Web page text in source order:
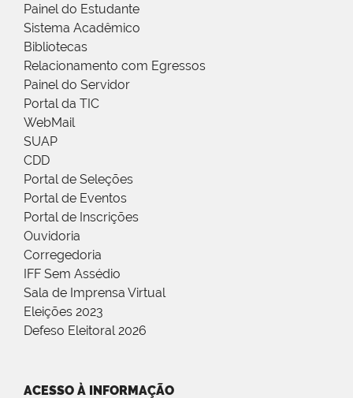
Painel do Estudante
Sistema Acadêmico
Bibliotecas
Relacionamento com Egressos
Painel do Servidor
Portal da TIC
WebMail
SUAP
CDD
Portal de Seleções
Portal de Eventos
Portal de Inscrições
Ouvidoria
Corregedoria
IFF Sem Assédio
Sala de Imprensa Virtual
Eleições 2023
Defeso Eleitoral 2026
ACESSO À INFORMAÇÃO